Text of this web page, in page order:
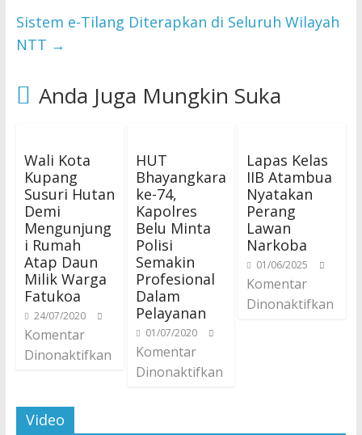
Sistem e-Tilang Diterapkan di Seluruh Wilayah
NTT →
Anda Juga Mungkin Suka
Wali Kota
Kupang
Susuri Hutan
Demi
Mengunjung
i Rumah
Atap Daun
Milik Warga
Fatukoa
24/07/2020
Komentar
Dinonaktifkan
HUT
Bhayangkara
ke-74,
Kapolres
Belu Minta
Polisi
Semakin
Profesional
Dalam
Pelayanan
01/07/2020
Komentar
Dinonaktifkan
Lapas Kelas
IIB Atambua
Nyatakan
Perang
Lawan
Narkoba
01/06/2025
Komentar
Dinonaktifkan
Video